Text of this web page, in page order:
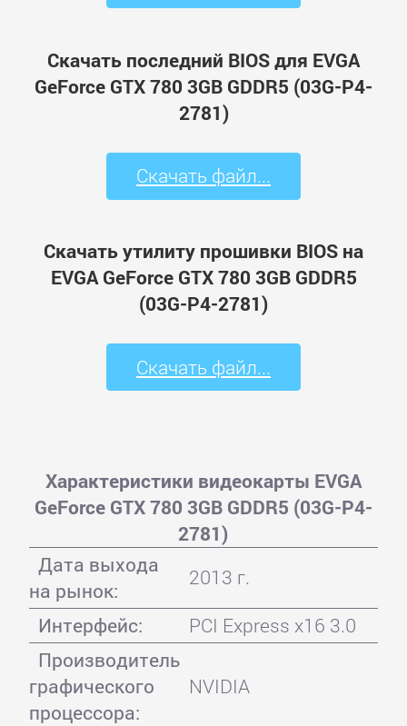
Скачать последний BIOS для EVGA
GeForce GTX 780 3GB GDDR5 (03G-P4-
2781)
Скачать файл...
Скачать утилиту прошивки BIOS на
EVGA GeForce GTX 780 3GB GDDR5
(03G-P4-2781)
Скачать файл...
Характеристики видеокарты EVGA
GeForce GTX 780 3GB GDDR5 (03G-P4-
2781)
Дата выхода
на рынок:
2013 г.
Интерфейс:
PCI Express x16 3.0
Производитель
графического
процессора:
NVIDIA